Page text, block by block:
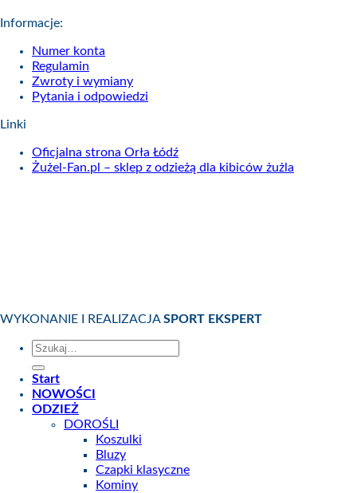
Informacje:
Numer konta
Regulamin
Zwroty i wymiany
Pytania i odpowiedzi
Linki
Oficjalna strona Orła Łódź
Żużel-Fan.pl – sklep z odzieżą dla kibiców żużla
WYKONANIE I REALIZACJASPORT EKSPERT
Szukaj:
Start
NOWOŚCI
ODZIEŻ
DOROŚLI
Koszulki
Bluzy
Czapki klasyczne
Kominy